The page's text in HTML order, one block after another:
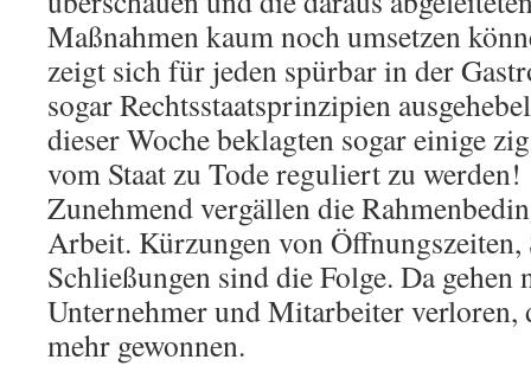
Maßnahmen kaum noch umsetzen
zeigt sich für jeden spürbar in der
sogar Rechtsstaatsprinzipien
dieser Woche beklagten sogar einige
vom Staat zu Tode reguliert zu werden!
Zunehmend vergällen die
Arbeit. Kürzungen von
Schließungen sind die Folge. Da gehen
Unternehmer und Mitarbeiter verloren,
mehr gewonnen.